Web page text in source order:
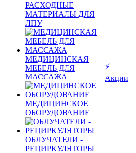
РАСХОДНЫЕ
МАТЕРИАЛЫ ДЛЯ
ЛПУ
МЕДИЦИНСКАЯ
МЕБЕЛЬ ДЛЯ
МАССАЖА
МЕДИЦИНСКОЕ
ОБОРУДОВАНИЕ
ОБЛУЧАТЕЛИ -
РЕЦИРКУЛЯТОРЫ
⚡
Акции